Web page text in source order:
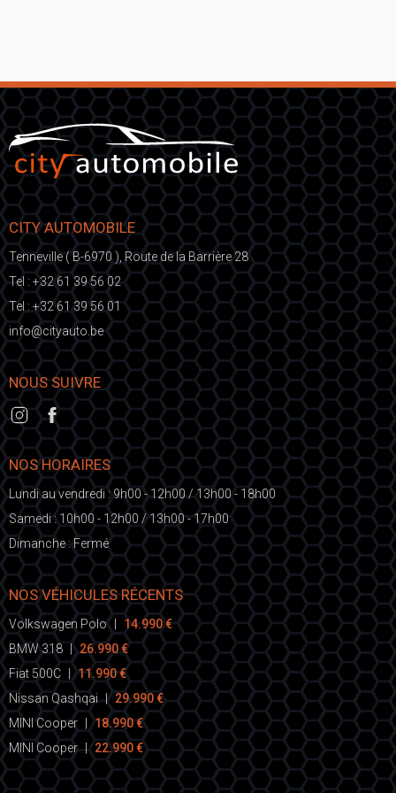
CITY AUTOMOBILE
Tenneville ( B-6970 ), Route de la Barrière 28
Tel : +32 61 39 56 02
Tel : +32 61 39 56 01
eb.otuayt
ic@o
fni
NOUS SUIVRE
NOS HORAIRES
Lundi au vendredi : 9h00 - 12h00 / 13h00 - 18h00
Samedi : 10h00 - 12h00 / 13h00 - 17h00
Dimanche : Fermé
NOS VÉHICULES RÉCENTS
Volkswagen Polo
14.990 €
BMW 318
| 26.990 €
Fiat 500C
11.990 €
Nissan Qashqai | 29.990 €
MINI Cooper
18.990 €
MINI Cooper | 22.990 €